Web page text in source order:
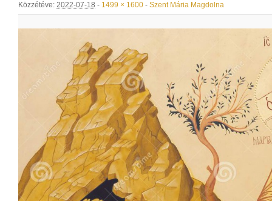
Közzétéve: 2022-07-18 - 1499 × 1600 - Szent Mária Magdolna